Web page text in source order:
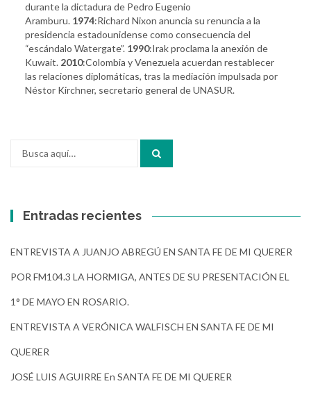
durante la dictadura de Pedro Eugenio
Aramburu. 1974:Richard Nixon anuncia su renuncia a la
presidencia estadounidense como consecuencia del
“escándalo Watergate”. 1990:Irak proclama la anexión de
Kuwait. 2010:Colombia y Venezuela acuerdan restablecer
las relaciones diplomáticas, tras la mediación impulsada por
Néstor Kirchner, secretario general de UNASUR.
Entradas recientes
ENTREVISTA A JUANJO ABREGÚ EN SANTA FE DE MI QUERER
POR FM104.3 LA HORMIGA, ANTES DE SU PRESENTACIÓN EL
1° DE MAYO EN ROSARIO.
ENTREVISTA A VERÓNICA WALFISCH EN SANTA FE DE MI
QUERER
JOSÉ LUIS AGUIRRE En SANTA FE DE MI QUERER